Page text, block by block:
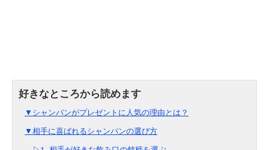
▼シャンパンがプレゼントに人気の理由とは？
▼相手に喜ばれるシャンパンの選び方